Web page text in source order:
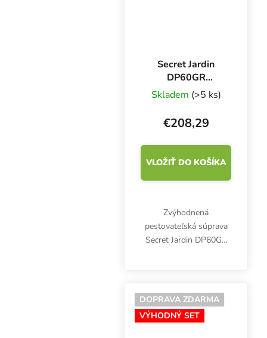
Secret Jardin
DP60GR
Pestovateľská
súprava 20W
Skladem (>5 ks)
€208,29
VLOŽIŤ DO KOŠÍKA
Zvýhodnená
pestovateľská súprava
Secret Jardin DP60GR
pestovanie sadeníc,
odrezkov a materských
rastlín.
DOPRAVA ZDARMA
VÝHODNÝ SET